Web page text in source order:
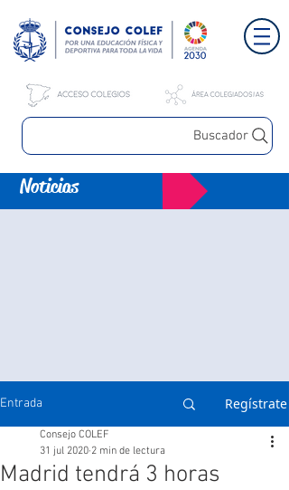
Buscador
Noticias
Entrada Regístrate
Madrid tendrá 3 horas
Consejo COLEF
31 jul 2020 2 min de lectura